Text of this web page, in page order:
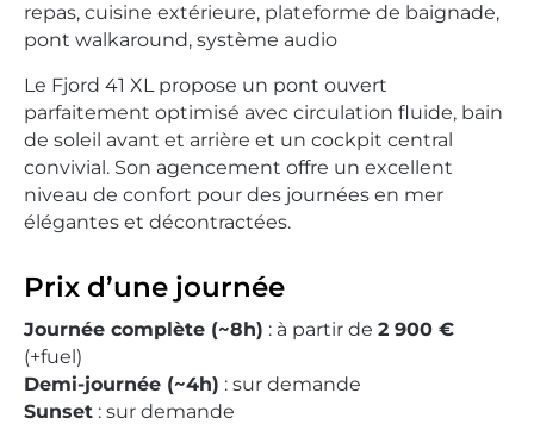
repas, cuisine extérieure, plateforme de baignade,
pont walkaround, système audio
Le Fjord 41 XL propose un pont ouvert
parfaitement optimisé avec circulation fluide, bain
de soleil avant et arrière et un cockpit central
convivial. Son agencement offre un excellent
niveau de confort pour des journées en mer
élégantes et décontractées.
Prix d’une journée
Journée complète (~8h) : à partir de 2 900 €
(+fuel)
Demi-journée (~4h) : sur demande
Sunset : sur demande